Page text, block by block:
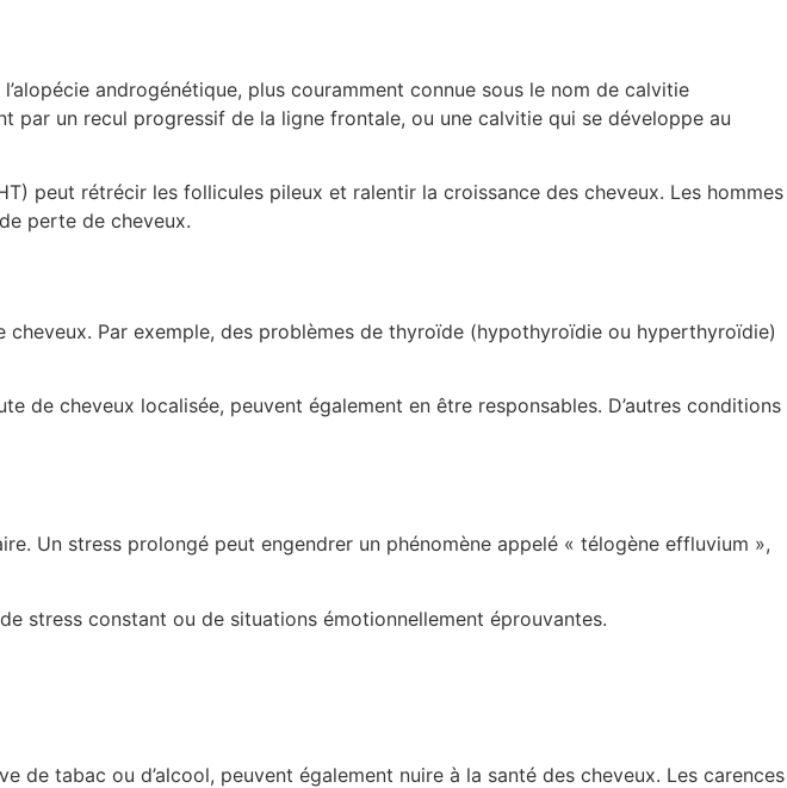
androgénétique, plus couramment connue sous le nom de calvitie
par un recul progressif de la ligne frontale, ou une calvitie qui se développe au
peut rétrécir les follicules pileux et ralentir la croissance des cheveux. Les hommes
perte de cheveux.
Par exemple, des problèmes de thyroïde (hypothyroïdie ou hyperthyroïdie)
de cheveux localisée, peuvent également en être responsables. D’autres conditions
Un stress prolongé peut engendrer un phénomène appelé « télogène effluvium »,
stress constant ou de situations émotionnellement éprouvantes.
de tabac ou d’alcool, peuvent également nuire à la santé des cheveux. Les carences